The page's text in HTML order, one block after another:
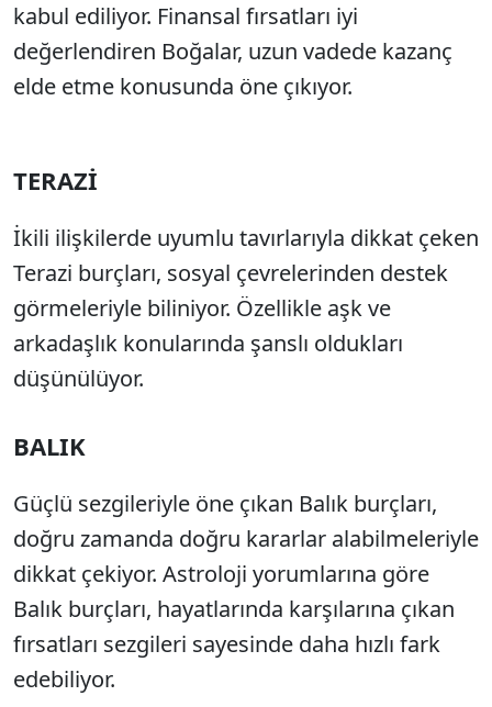
kabul ediliyor. Finansal fırsatları iyi
değerlendiren Boğalar, uzun vadede kazanç
elde etme konusunda öne çıkıyor.
TERAZİ
İkili ilişkilerde uyumlu tavırlarıyla dikkat çeken
Terazi burçları, sosyal çevrelerinden destek
görmeleriyle biliniyor. Özellikle aşk ve
arkadaşlık konularında şanslı oldukları
düşünülüyor.
BALIK
Güçlü sezgileriyle öne çıkan Balık burçları,
doğru zamanda doğru kararlar alabilmeleriyle
dikkat çekiyor. Astroloji yorumlarına göre
Balık burçları, hayatlarında karşılarına çıkan
fırsatları sezgileri sayesinde daha hızlı fark
edebiliyor.